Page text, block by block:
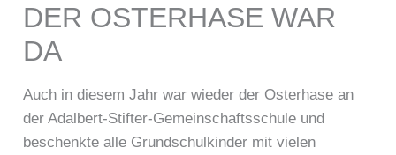
DER OSTERHASE WAR
DA
Auch in diesem Jahr war wieder der Osterhase an
der Adalbert-Stifter-Gemeinschaftsschule und
beschenkte alle Grundschulkinder mit vielen